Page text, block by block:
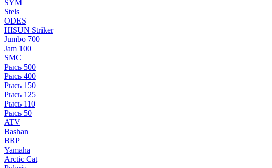
SYM
Stels
ОDЕS
HISUN Striker
Jumbo 700
Jam 100
SMC
Рысь 500
Рысь 400
Рысь 150
Рысь 125
Рысь 110
Рысь 50
ATV
Bashan
BRP
Yamaha
Arctic Cat